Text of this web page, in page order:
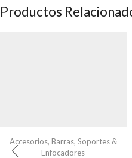
Productos
Accesorios, Barras, Soportes &
Enfocadores